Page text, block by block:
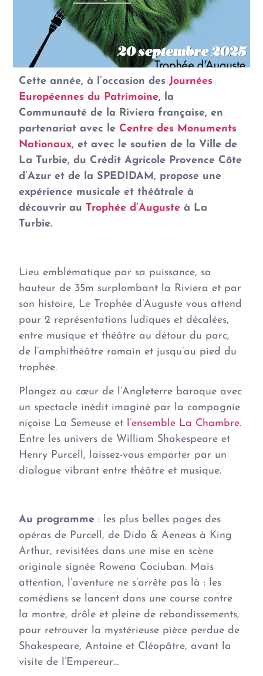
Cette année, à l’occasion desJournées
Européennes du Patrimoine, la
Communauté de la Riviera française, en
partenariat avec le Centre des Monuments
Nationaux, et avec le soutien de la Ville de
La Turbie, du Crédit Agricole Provence Côte
d’Azur et de la SPEDIDAM, propose une
expérience musicale et théâtrale à
découvrir auTrophée d’Auguste à La
Turbie.
Lieu emblématique par sa puissance, sa
hauteur de 35m surplombant la Riviera et par
son histoire, Le Trophée d’Auguste vous attend
pour 2 représentations ludiques et décalées,
entre musique et théâtre au détour du parc,
de l’amphithéâtre romain et jusqu’au pied du
trophée.
Plongez au cœur de l’Angleterre baroque avec
un spectacle inédit imaginé par la compagnie
niçoise La Semeuse et l’ensemble La Chambre.
Entre les univers de William Shakespeare et
Henry Purcell, laissez-vous emporter par un
dialogue vibrant entre théâtre et musique.
Au programme : les plus belles pages des
opéras de Purcell, de Dido & Aeneas à King
Arthur, revisitées dans une mise en scène
originale signée Rowena Cociuban. Mais
attention, l’aventure ne s’arrête pas là : les
comédiens se lancent dans une course contre
la montre, drôle et pleine de rebondissements,
pour retrouver la mystérieuse pièce perdue de
Shakespeare, Antoine et Cléopâtre, avant la
visite de l’Empereur…